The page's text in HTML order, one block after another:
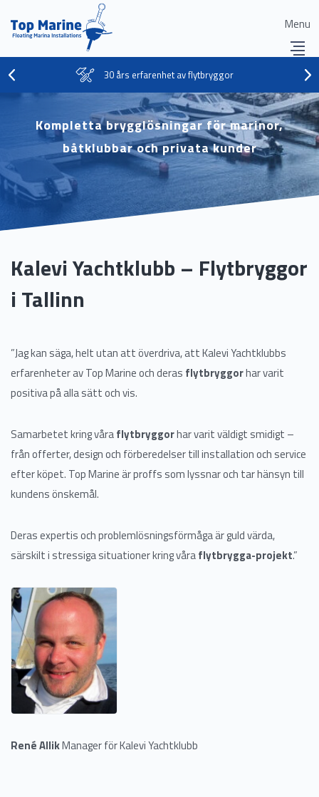
Menu
30 års erfarenhet av flytbryggor
Kompletta brygglösningar för marinor,
båtklubbar och privata kunder
Kalevi Yachtklubb – Flytbryggor
i Tallinn
”Jag kan säga, helt utan att överdriva, att Kalevi Yachtklubbs
erfarenheter av Top Marine och deras flytbryggorhar varit
positiva på alla sätt och vis.
Samarbetet kring våraflytbryggorhar varit väldigt smidigt –
från offerter, design och förberedelser till installation och service
efter köpet. Top Marine är proffs som lyssnar och tar hänsyn till
kundens önskemål.
Deras expertis och problemlösningsförmåga är guld värda,
särskilt i stressiga situationer kring våraflytbrygga-projekt.”
René AllikManager för Kalevi Yachtklubb